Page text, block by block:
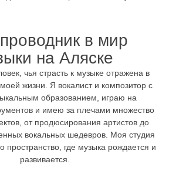
в мир
на Аляске
чья страсть к музыке отражена в
жизни. Я вокалист и композитор с
образованием, играю на
и имею за плечами множество
от продюсирования артистов до
вокальных шедевров. Моя студия
пространство, где музыка рождается и
развивается.